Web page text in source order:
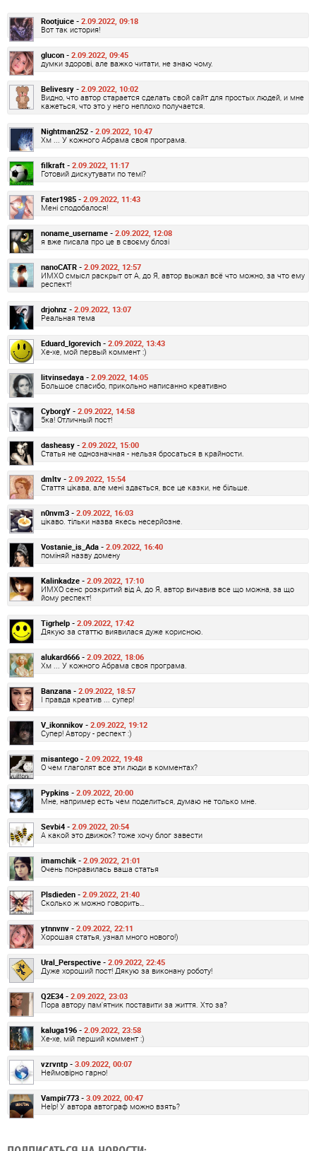
Rootjuice - 2.09.2022, 09:18
Вот так история!
glucon - 2.09.2022, 09:45
думки здорові, але важко читати, не знаю чому.
Belivesry - 2.09.2022, 10:02
Видно, что автор старается сделать свой сайт для простых людей, и мне
кажеться, что это у него неплохо получается.
Nightman252 - 2.09.2022, 10:47
Хм ... У кожного Абрама своя програма.
filkraft - 2.09.2022, 11:17
Готовий дискутувати по темі?
Fater1985 - 2.09.2022, 11:43
Мені сподобалося!
noname_username - 2.09.2022, 12:08
я вже писала про це в своєму блозі
nanoCATR - 2.09.2022, 12:57
ИМХО смысл раскрыт от А, до Я, автор выжал всё что можно, за что ему
респект!
drjohnz - 2.09.2022, 13:07
Реальная тема
Eduard_Igorevich - 2.09.2022, 13:43
Хе-хе, мой первый коммент :)
litvinsedaya - 2.09.2022, 14:05
Большое спасибо, прикольно написанно креативно
CyborgY - 2.09.2022, 14:58
5ка! Отличный пост!
dasheasy - 2.09.2022, 15:00
Статья не однозначная - нельзя бросаться в крайности.
dmltv - 2.09.2022, 15:54
Стаття цікава, але мені здається, все це казки, не більше.
n0nvm3 - 2.09.2022, 16:03
цікаво. тільки назва якесь несерйозне.
Vostanie_is_Ada - 2.09.2022, 16:40
поміняй назву домену
Kalinkadze - 2.09.2022, 17:10
ИМХО сенс розкритий від А, до Я, автор вичавив все що можна, за що
йому респект!
Tigrhelp - 2.09.2022, 17:42
Дякую за статтю виявилася дуже корисною.
alukard666 - 2.09.2022, 18:06
Хм ... У кожного Абрама своя програма.
Banzana - 2.09.2022, 18:57
І правда креатив ... супер!
V_ikonnikov - 2.09.2022, 19:12
Супер! Автору - респект :)
misantego - 2.09.2022, 19:48
О чем глаголят все эти люди в комментах?
Pypkins - 2.09.2022, 20:00
Мне, например есть чем поделиться, думаю не только мне.
Sevbi4 - 2.09.2022, 20:54
А какой это движок? тоже хочу блог завести
imamchik - 2.09.2022, 21:01
Очень понравилась ваша статья
Plsdieden - 2.09.2022, 21:40
Сколько ж можно говорить…
ytnnvnv - 2.09.2022, 22:11
Хорошая статья, узнал много нового!)
Ural_Perspective - 2.09.2022, 22:45
Дуже хороший пост! Дякую за виконану роботу!
Q2E34 - 2.09.2022, 23:03
Пора автору пам'ятник поставити за життя. Хто за?
kaluga196 - 2.09.2022, 23:58
Хе-хе, мій перший коммент :)
vzrvntp - 3.09.2022, 00:07
Неймовірно гарно!
Vampir773 - 3.09.2022, 00:47
Help! У автора автограф можно взять?